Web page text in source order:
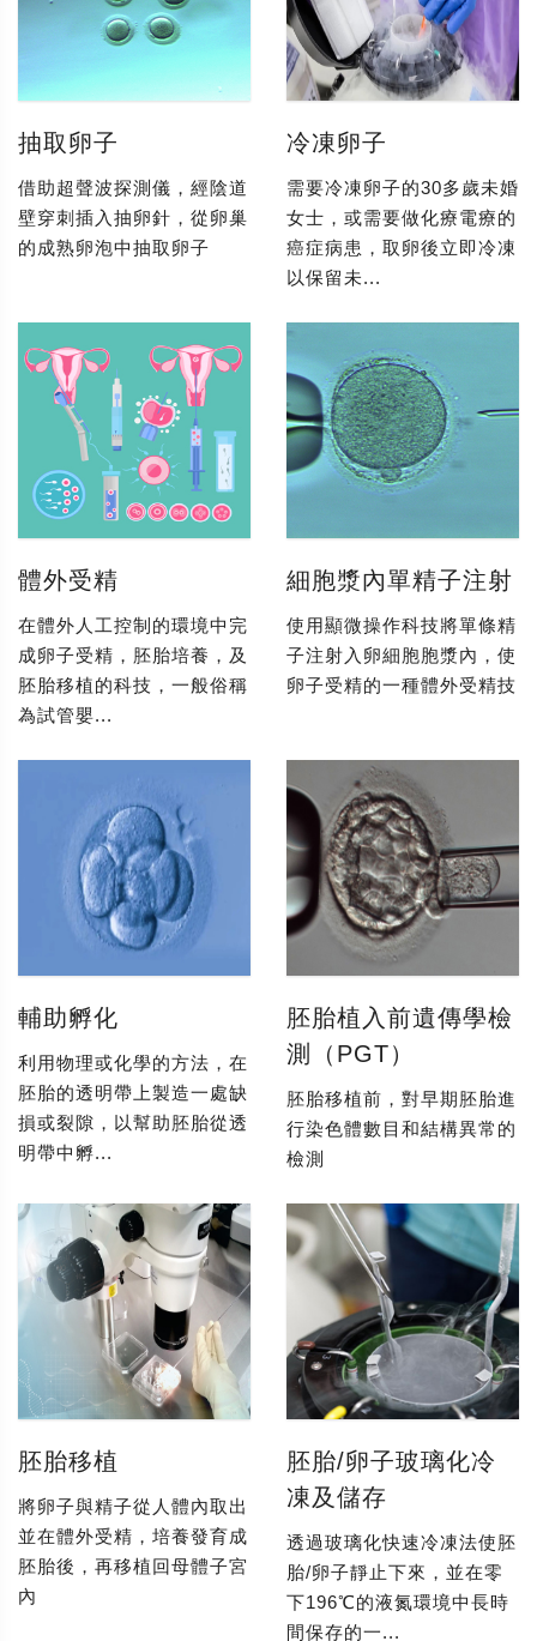
抽取卵子
借助超聲波探測儀，經陰道
壁穿刺插入抽卵針，從卵巢
的成熟卵泡中抽取卵子
冷凍卵子
需要冷凍卵子的30多歲未婚
女士，或需要做化療電療的
癌症病患，取卵後立即冷凍
以保留未...
體外受精
在體外人工控制的環境中完
成卵子受精，胚胎培養，及
胚胎移植的科技，一般俗稱
為試管嬰...
細胞漿內單精子注射
使用顯微操作科技將單條精
子注射入卵細胞胞漿內，使
卵子受精的一種體外受精技
輔助孵化
利用物理或化學的方法，在
胚胎的透明帶上製造一處缺
損或裂隙，以幫助胚胎從透
明帶中孵...
胚胎植入前遺傳學檢
測（PGT）
胚胎移植前，對早期胚胎進
行染色體數目和結構異常的
檢測
胚胎移植
將卵子與精子從人體內取出
並在體外受精，培養發育成
胚胎後，再移植回母體子宮
內
胚胎/卵子玻璃化冷
凍及儲存
透過玻璃化快速冷凍法使胚
胎/卵子靜止下來，並在零
下196℃的液氮環境中長時
間保存的一...